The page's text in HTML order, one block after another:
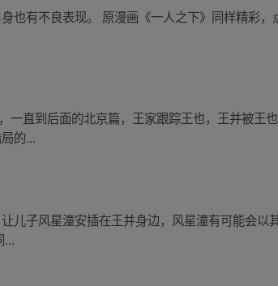
也有不良表现。 原漫画《一人之下》同样精彩
直到后面的北京篇，王家跟踪王也，王并被王
的...
儿子风星潼安插在王并身边，风星潼有可能会以
...